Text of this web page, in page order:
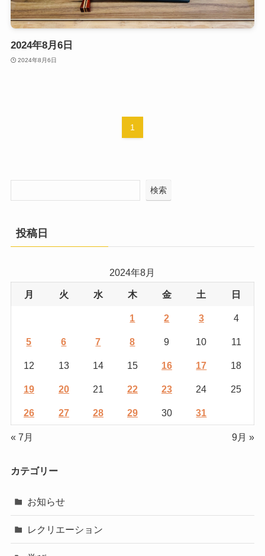
2024年8月6日
2024年8月6日
1
検索
投稿日
2024年8月
月 火 水 木 金 土 日
1 2 3 4
5 6 7 8 9 10 11
12 13 14 15 16 17 18
19 20 21 22 23 24 25
26 27 28 29 30 31
« 7月 9月 »
カテゴリー
お知らせ
レクリエーション